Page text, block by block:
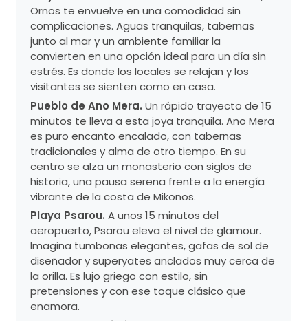
Ornos te envuelve en una comodidad sin
complicaciones. Aguas tranquilas, tabernas
junto al mar y un ambiente familiar la
convierten en una opción ideal para un día sin
estrés. Es donde los locales se relajan y los
visitantes se sienten como en casa.
Pueblo de Ano Mera. Un rápido trayecto de 15
minutos te lleva a esta joya tranquila. Ano Mera
es puro encanto encalado, con tabernas
tradicionales y alma de otro tiempo. En su
centro se alza un monasterio con siglos de
historia, una pausa serena frente a la energía
vibrante de la costa de Mikonos.
Playa Psarou. A unos 15 minutos del
aeropuerto, Psarou eleva el nivel de glamour.
Imagina tumbonas elegantes, gafas de sol de
diseñador y superyates anclados muy cerca de
la orilla. Es lujo griego con estilo, sin
pretensiones y con ese toque clásico que
enamora.